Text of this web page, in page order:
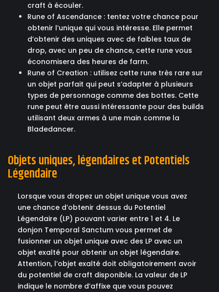
craft à écouler.
Rune of Ascendance : tentez votre chance pour
obtenir l’unique qui vous intéresse. Elle permet
d’obtenir des uniques avec de faibles taux de
drop, avec un peu de chance, cette rune vous
économisera des heures de farm.
Rune of Creation : utilisez cette rune très rare sur
un objet parfait qui peut s’adapter à plusieurs
types de personnage comme des bottes. Cette
rune peut être aussi intéressante pour des builds
utilisant deux armes à une main comme la
Bladedancer.
Objets uniques, légendaires et Potentiels
Légendaire
Lorsque vous dropez un objet unique vous avez
une chance d’obtenir dessus du Potentiel
Légendaire (LP) pouvant varier entre 1 et 4. Le
donjon Temporal Sanctum vous permet de
fusionner un objet unique avec des LP avec un
objet exalté pour obtenir un objet légendaire.
Attention, l’objet exalté doit obligatoirement avoir
du potentiel de craft disponible. La valeur de LP
indique le nombre d’affixe que vous pouvez